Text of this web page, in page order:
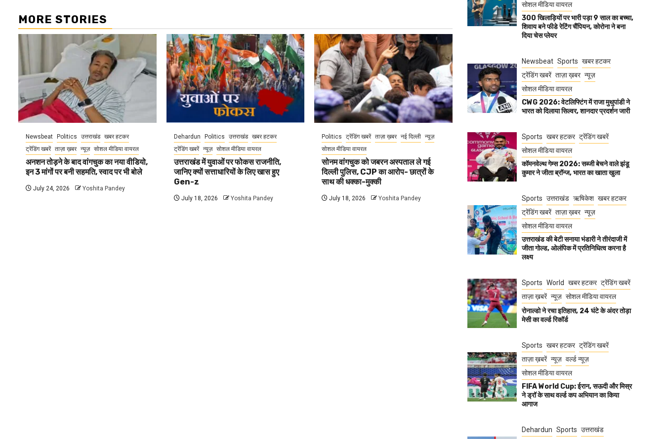
MORE STORIES
Newsbeat Politics उत्तराखंड खबर हटकर
ट्रेंडिंग खबरें ताज़ा ख़बर न्यूज़ सोशल मीडिया वायरल
अनशन तोड़ने के बाद वांगचुक का नया वीडियो,
इन 3 मांगों पर बनी सहमति, स्वाद पर भी बोले
July 24, 2026 Yoshita Pandey
Dehardun Politics उत्तराखंड खबर हटकर
ट्रेंडिंग खबरें न्यूज़ सोशल मीडिया वायरल
उत्तराखंड में युवाओं पर फोकस राजनीति,
जानिए क्यों सत्ताधारियों के लिए खास हुए
Gen-z
July 18, 2026 Yoshita Pandey
Politics ट्रेंडिंग खबरें ताज़ा ख़बर नई दिल्ली न्यूज़
सोशल मीडिया वायरल
सोनम वांगचुक को जबरन अस्पताल ले गई
दिल्ली पुलिस, CJP का आरोप- छात्रों के
साथ की धक्का-मुक्की
July 18, 2026 Yoshita Pandey
सोशल मीडिया वायरल
300 खिलाड़ियों पर भारी पड़ा 9 साल का बच्चा,
शिवाय बने फीडे रेटिंग चैंपियन, कोरोना ने बना
दिया चेस प्लेयर
Newsbeat Sports खबर हटकर
ट्रेंडिंग खबरें ताज़ा ख़बर न्यूज़
सोशल मीडिया वायरल
CWG 2026: वेटलिफ्टिंग में राजा मुथुपांडी ने
भारत को दिलाया सिल्वर, शानदार प्रदर्शन जारी
Sports खबर हटकर ट्रेंडिंग खबरें
सोशल मीडिया वायरल
कॉमनवेल्थ गेम्स 2026: सब्जी बेचने वाले झंडू
कुमार ने जीता ब्रॉन्ज, भारत का खाता खुला
Sports उत्तराखंड ऋषिकेश खबर हटकर
ट्रेंडिंग खबरें ताज़ा ख़बर न्यूज़
सोशल मीडिया वायरल
उत्तराखंड की बेटी सनाया भंडारी ने तीरंदाजी में
जीता गोल्ड, ओलंपिक में प्रतिनिधित्व करना है
लक्ष्य
Sports World खबर हटकर ट्रेंडिंग खबरें
ताज़ा ख़बरें न्यूज़ सोशल मीडिया वायरल
रोनाल्डो ने रचा इतिहास, 24 घंटे के अंदर तोड़ा
मेसी का वर्ल्ड रिकॉर्ड
Sports खबर हटकर ट्रेंडिंग खबरें
ताज़ा ख़बरें न्यूज़ वर्ल्ड न्यूज़
सोशल मीडिया वायरल
FIFA World Cup: ईरान, सऊदी और मिस्र
ने ड्रॉ के साथ वर्ल्ड कप अभियान का किया
आगाज
Dehardun Sports उत्तराखंड